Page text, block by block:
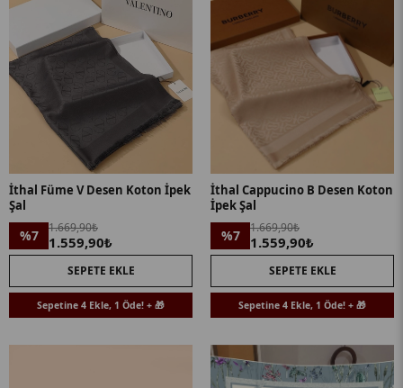
İthal Füme V Desen Koton İpek
Şal
%7 1.669,90₺
1.559,90₺
SEPETE EKLE
Sepetine 4 Ekle, 1 Öde! + 🎁
İthal Cappucino B Desen Koton
İpek Şal
%7 1.669,90₺
1.559,90₺
SEPETE EKLE
Sepetine 4 Ekle, 1 Öde! + 🎁